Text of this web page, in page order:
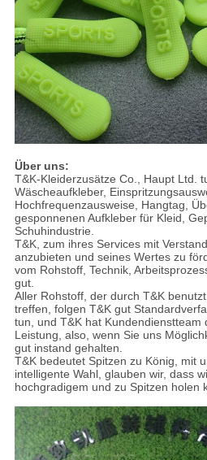
Über uns:
T&K-Kleiderzusätze Co., Haupt Ltd.
Wäscheaufkleber,
Hochfrequenzausweise, Hangtag,
gesponnenen Aufkleber für Kleid,
Schuhindustrie.
T&K, zum ihres Services mit
anzubieten und seines Wertes zu
vom Rohstoff, Technik,
gut.
Aller Rohstoff, der durch T&K
treffen, folgen T&K gut
tun, und T&K hat Kundendienstteam
Leistung, also, wenn Sie uns
gut instand gehalten.
T&K bedeutet Spitzen zu König, mit
intelligente Wahl, glauben wir, dass
hochgradigem und zu Spitzen holen